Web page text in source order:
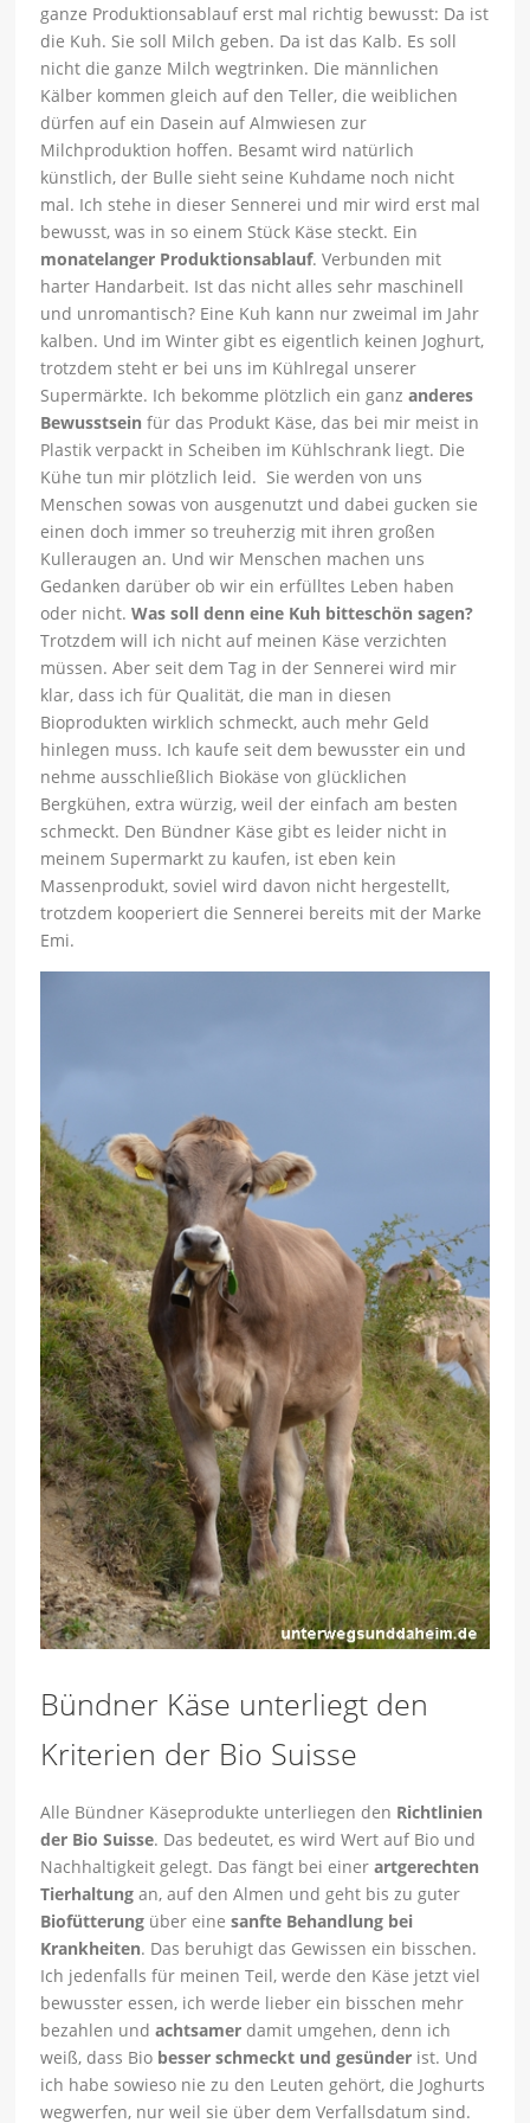
ganze Produktionsablauf erst mal richtig bewusst: Da ist
die Kuh. Sie soll Milch geben. Da ist das Kalb. Es soll
nicht die ganze Milch wegtrinken. Die männlichen
Kälber kommen gleich auf den Teller, die weiblichen
dürfen auf ein Dasein auf Almwiesen zur
Milchproduktion hoffen. Besamt wird natürlich
künstlich, der Bulle sieht seine Kuhdame noch nicht
mal. Ich stehe in dieser Sennerei und mir wird erst mal
bewusst, was in so einem Stück Käse steckt. Ein
monatelanger Produktionsablauf. Verbunden mit
harter Handarbeit. Ist das nicht alles sehr maschinell
und unromantisch? Eine Kuh kann nur zweimal im Jahr
kalben. Und im Winter gibt es eigentlich keinen Joghurt,
trotzdem steht er bei uns im Kühlregal unserer
Supermärkte. Ich bekomme plötzlich ein ganzanderes
Bewusstsein für das Produkt Käse, das bei mir meist in
Plastik verpackt in Scheiben im Kühlschrank liegt. Die
Kühe tun mir plötzlich leid. Sie werden von uns
Menschen sowas von ausgenutzt und dabei gucken sie
einen doch immer so treuherzig mit ihren großen
Kulleraugen an. Und wir Menschen machen uns
Gedanken darüber ob wir ein erfülltes Leben haben
oder nicht.Was soll denn eine Kuh bitteschön sagen?
Trotzdem will ich nicht auf meinen Käse verzichten
müssen. Aber seit dem Tag in der Sennerei wird mir
klar, dass ich für Qualität, die man in diesen
Bioprodukten wirklich schmeckt, auch mehr Geld
hinlegen muss. Ich kaufe seit dem bewusster ein und
nehme ausschließlich Biokäse von glücklichen
Bergkühen, extra würzig, weil der einfach am besten
schmeckt. Den Bündner Käse gibt es leider nicht in
meinem Supermarkt zu kaufen, ist eben kein
Massenprodukt, soviel wird davon nicht hergestellt,
trotzdem kooperiert die Sennerei bereits mit der Marke
Emi.
Bündner Käse unterliegt den
Kriterien der Bio Suisse
Alle Bündner Käseprodukte unterliegen den Richtlinien
der Bio Suisse. Das bedeutet, es wird Wert auf Bio und
Nachhaltigkeit gelegt. Das fängt bei einerartgerechten
Tierhaltung an, auf den Almen und geht bis zu guter
Biofütterung über einesanfte Behandlung bei
Krankheiten. Das beruhigt das Gewissen ein bisschen.
Ich jedenfalls für meinen Teil, werde den Käse jetzt viel
bewusster essen, ich werde lieber ein bisschen mehr
bezahlen und achtsamer damit umgehen, denn ich
weiß, dass Bio besser schmeckt und gesünder ist. Und
ich habe sowieso nie zu den Leuten gehört, die Joghurts
wegwerfen, nur weil sie über dem Verfallsdatum sind.